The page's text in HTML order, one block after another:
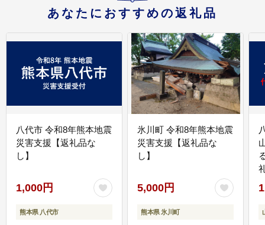
あなたにおすすめの返礼品
八代市 令和8年熊本地震
災害支援【返礼品な
し】
1,000円
熊本県 八代市
氷川町 令和8年熊本地震
災害支援【返礼品な
し】
5,000円
熊本県 氷川町